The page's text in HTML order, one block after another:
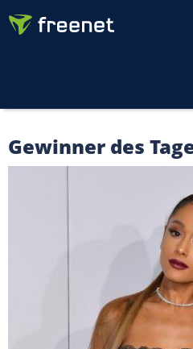
Gewinner des